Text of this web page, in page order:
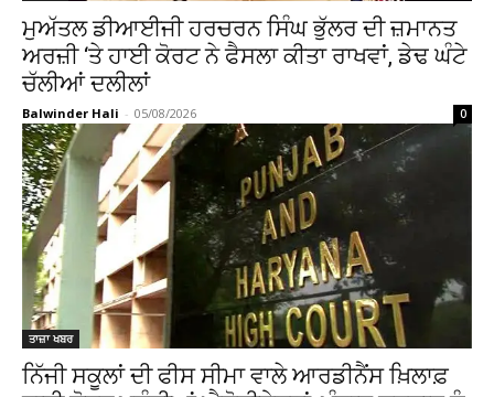
ਮੁਅੱਤਲ ਡੀਆਈਜੀ ਹਰਚਰਨ ਸਿੰਘ ਭੁੱਲਰ ਦੀ ਜ਼ਮਾਨਤ
ਅਰਜ਼ੀ ‘ਤੇ ਹਾਈ ਕੋਰਟ ਨੇ ਫੈਸਲਾ ਕੀਤਾ ਰਾਖਵਾਂ, ਡੇਢ ਘੰਟੇ
ਚੱਲੀਆਂ ਦਲੀਲਾਂ
Balwinder Hali - 05/08/2026 0
ਤਾਜ਼ਾ ਖਬਰ
ਨਿੱਜੀ ਸਕੂਲਾਂ ਦੀ ਫੀਸ ਸੀਮਾ ਵਾਲੇ ਆਰਡੀਨੈਂਸ ਖ਼ਿਲਾਫ਼